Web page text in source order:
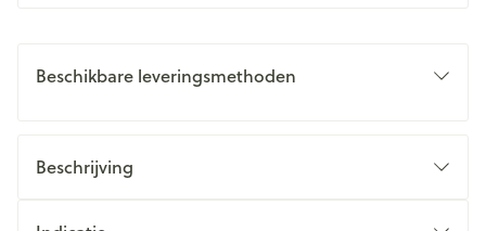
Beschikbare leveringsmethoden
Beschrijving